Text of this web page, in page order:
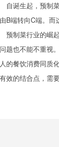
自诞生起，预制
B端转向C端。而
预制菜行业的崛
题也不能不重视
的餐饮消费同质
效的结合点，需